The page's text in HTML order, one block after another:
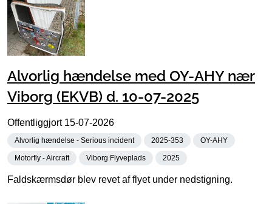
Alvorlig hændelse med OY-AHY nær
Viborg (EKVB) d. 10-07-2025
Offentliggjort 15-07-2026
Alvorlig hændelse - Serious incident 2025-353 OY-AHY
Motorfly - Aircraft Viborg Flyveplads 2025
Faldskærmsdør blev revet af flyet under nedstigning.